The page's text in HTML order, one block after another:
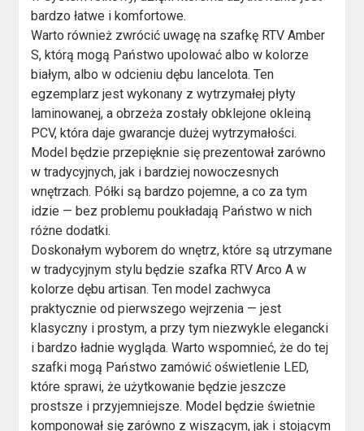
bardzo łatwe i komfortowe.
Warto również zwrócić uwagę na szafkę RTV Amber
S, którą mogą Państwo upolować albo w kolorze
białym, albo w odcieniu dębu lancelota. Ten
egzemplarz jest wykonany z wytrzymałej płyty
laminowanej, a obrzeża zostały obklejone okleiną
PCV, która daje gwarancje dużej wytrzymałości.
Model będzie przepięknie się prezentował zarówno
w tradycyjnych, jak i bardziej nowoczesnych
wnętrzach. Półki są bardzo pojemne, a co za tym
idzie — bez problemu poukładają Państwo w nich
różne dodatki.
Doskonałym wyborem do wnętrz, które są utrzymane
w tradycyjnym stylu będzie szafka RTV Arco A w
kolorze dębu artisan. Ten model zachwyca
praktycznie od pierwszego wejrzenia — jest
klasyczny i prostym, a przy tym niezwykle elegancki
i bardzo ładnie wygląda. Warto wspomnieć, że do tej
szafki mogą Państwo zamówić oświetlenie LED,
które sprawi, że użytkowanie będzie jeszcze
prostsze i przyjemniejsze. Model będzie świetnie
komponował się zarówno z wiszącym, jak i stojącym